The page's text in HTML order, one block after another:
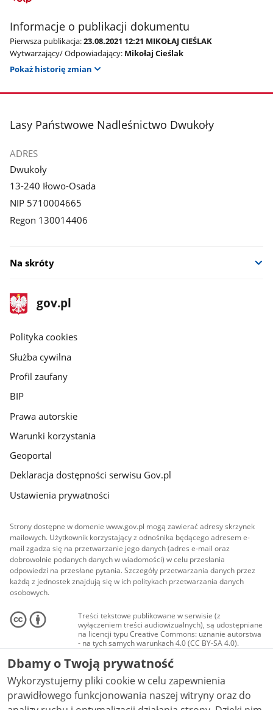
Informacje o publikacji dokumentu
Pierwsza publikacja:23.08.2021 12:21 MIKOŁAJ CIEŚLAK
Wytwarzający/ Odpowiadający: Mikołaj Cieślak
Pokaż historię zmian
stopka
Lasy Państwowe Nadleśnictwo Dwukoły
ADRES
Dwukoły
13-240 Iłowo-Osada
NIP 5710004665
Regon 130014406
Na skróty
stopka
gov.pl
Strona
gov.pl
gov.pl
Polityka cookies
Służba cywilna
Profil zaufany
BIP
Prawa autorskie
Warunki korzystania
Geoportal
Deklaracja dostępności serwisu Gov.pl
Ustawienia prywatności
Strony dostępne w domenie www.gov.pl mogą zawierać adresy skrzynek
mailowych. Użytkownik korzystający z odnośnika będącego adresem e-
mail zgadza się na przetwarzanie jego danych (adres e-mail oraz
dobrowolnie podanych danych w wiadomości) w celu przesłania
odpowiedzi na przesłane pytania. Szczegóły przetwarzania danych przez
każdą z jednostek znajdują się w ich politykach przetwarzania danych
osobowych.
Treści tekstowe publikowane w serwisie (z
wyłączeniem treści audiowizualnych), są udostępniane
na licencji typu Creative Commons: uznanie autorstwa
- na tych samych warunkach 4.0 (CC BY-SA 4.0).
Materiały audiowizualne, w tym zdjęcia, materiały
audio i wideo, są udostępniane na licencji typu
Creative Commons: uznanie autorstwa użycie
niekomercyjne - bez utworów zależnych 4.0 (CC BY-
NC-ND 4.0), o ile nie jest to stwierdzone inaczej.
Dbamy o Twoją prywatność
Wykorzystujemy pliki cookie w celu zapewnienia
prawidłowego funkcjonowania naszej witryny oraz do